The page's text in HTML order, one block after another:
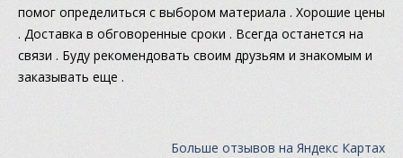
помог определиться с выбором материала . Хорошие цены
. Доставка в обговоренные сроки . Всегда останется на
связи . Буду рекомендовать своим друзьям и знакомым и
заказывать еще .
Больше отзывов на Яндекс Картах